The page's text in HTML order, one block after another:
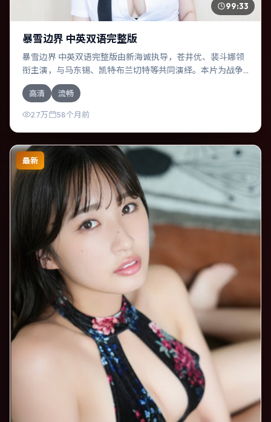
99:33
暴雪边界 中英双语完整版
暴雪边界 中英双语完整版由新海诚执导，苍井优、裴斗娜领
衔主演，与马东锡、凯特·布兰切特等共同演绎。本片为战争
类型，主要班底与取景来自中国台湾。一次跨国行动在暴雨
夜失控，信任瞬间崩塌。影片整体气质浓烈，节奏紧凑，人
物动机清晰，适合喜欢强情节与细腻表演的观众。
高清 流畅
2.7万 58个月前
最新